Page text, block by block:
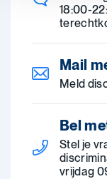
18:00-
Mail
Meld
Bel
Stel je
vrijdag